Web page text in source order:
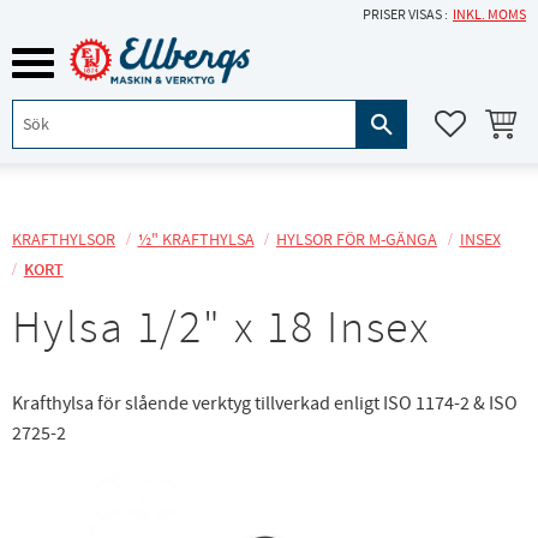
Meny
PRISER VISAS INKL. MOMS
KRAFTHYLSOR ½" KRAFTHYLSA HYLSOR FÖR M-GÄNGA
INSEX
KORT
Hylsa 1/2" x 18 Insex
Krafthylsa för slående verktyg tillverkad enligt ISO 1174-2 & ISO
2725-2